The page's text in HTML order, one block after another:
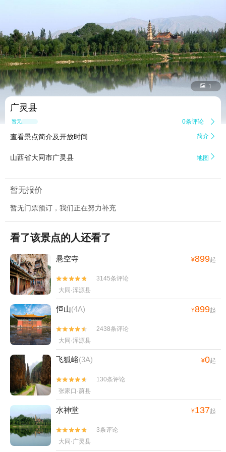
 1
广灵县
暂无点评 0条评论 
查看景点简介及开放时间 简介 
山西省大同市广灵县 地图 
暂无报价
暂无门票预订，我们正在努力补充
看了该景点的人还看了
悬空寺 ¥899起


3145条评论
大同·浑源县
恒山(4A) ¥899起


2438条评论
大同·浑源县
飞狐峪(3A) ¥0起


130条评论
张家口·蔚县
水神堂 ¥137起


3条评论
大同·广灵县